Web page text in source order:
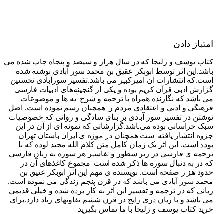
امتیاز دادن
کتاب یوسف و زلیجا که در سال هزار و سیصد و پنجاه چاپ شده می
باشد.این اثر توسط ابوبکر عقیق بن محمد سور آبادی نوشته شده
است.که انتشارات آن امیرکبیر می باشد.تفسیر سورآبادی نخستین
گزارش ادبی قرآن کریم بوده و یکی از گنجینه‌های ادبیات فارسی
می باشد که نگارنده همراه با ترجمه و شرح آیه ها و موضوعات
فرهنگی و ادبی و اعتقادی مردم را همچنان رسم نموده است. اصل
نوشتن در تفسیر سور آبادی بر بنای سادگی و روانی که خصوصیات
سبک خراسانی بوده می‌باشد.گزارشاتی که نمونه ای از آن در این
جزوه انتشار یافته است همچنان در موزه ی ایران باستان تهران
بوده است. این اثر یک زمان کامل متن کلام الله مجید لوده که با
ترجمه ی فارسی در زیر سطور و تفاسیر هر سوره به زبان فارسی
که در به دنبال سوره ها ذکر شده است. مجموع کاغذهای آن در
حدود هزار صفحه است. نویسنده ی مهم این اثر ابوبکر عتیق بن
محمد سور آبادی می باشد که در قرن پنجم زندگی می نموده است.
زبانی که در ترجمه و تفسیر این اثر به کار برده شده و خیلی قدیمی
می باشد و با زبان دری رایج در قرن ششم تفاوتهای زیاد دارد.برای
خرید کتاب یوسف و زلیجا با ما تماس بگیرید.